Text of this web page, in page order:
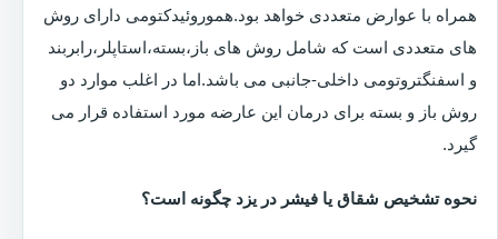
همراه با عوارض متعددی خواهد بود.هموروئیدکتومی دارای روش
های متعددی است که شامل روش های باز،بسته،استاپلر،رابربند
و اسفنگتروتومی داخلی-جانبی می باشد.اما در اغلب موارد دو
روش باز و بسته برای درمان این عارضه مورد استفاده قرار می
گیرد.
نحوه تشخیص شقاق یا فیشر در یزد چگونه است؟